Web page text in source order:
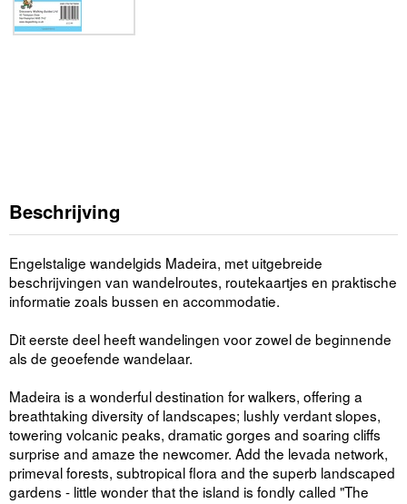
Beschrijving
Engelstalige wandelgids Madeira, met uitgebreide
beschrijvingen van wandelroutes, routekaartjes en praktische
informatie zoals bussen en accommodatie.
Dit eerste deel heeft wandelingen voor zowel de beginnende
als de geoefende wandelaar.
Madeira is a wonderful destination for walkers, offering a
breathtaking diversity of landscapes; lushly verdant slopes,
towering volcanic peaks, dramatic gorges and soaring cliffs
surprise and amaze the newcomer. Add the levada network,
primeval forests, subtropical flora and the superb landscaped
gardens - little wonder that the island is fondly called "The